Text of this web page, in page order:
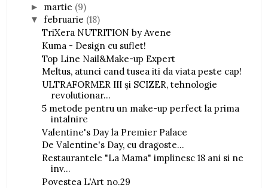
► martie (9)
▼februarie (18)
TriXera NUTRITION by Avene
Kuma - Design cu suflet!
Top Line Nail&Make-up Expert
Meltus, atunci cand tusea iti da viata peste cap!
ULTRAFORMER III și SCIZER, tehnologie
revolutionar...
5 metode pentru un make-up perfect la prima
intalnire
Valentine's Day la Premier Palace
De Valentine's Day, cu dragoste...
Restaurantele "La Mama" implinesc 18 ani si ne
inv...
Povestea L'Art no.29